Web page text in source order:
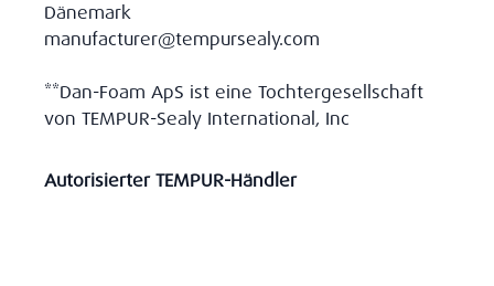
Dänemark
manufacturer@tempursealy.com
**Dan-Foam ApS ist eine Tochtergesellschaft
von TEMPUR-Sealy International, Inc
Autorisierter TEMPUR-Händler